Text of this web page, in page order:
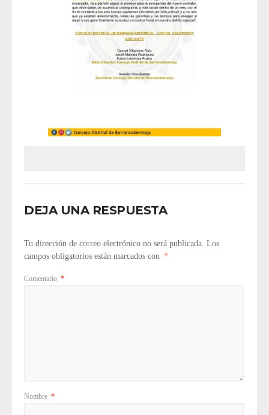
DEJA UNA RESPUESTA
Tu dirección de correo electrónico no será publicada. Los
campos obligatorios están marcados con *
Comentario *
Nombre *